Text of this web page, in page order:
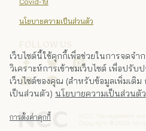
นโยบายความเป็นส่วนตัว
N.C.C. Management
เว็บไซต์นี้ใช้คุกกี้เพื่อช่วยในการจดจำ
วิเคราะห์การเข้าชมเว็บไซต์ เพื่อปรั
เว็บไซต์ของคุณ (สำหรับข้อมูลเพิ่มเติ
เป็นส่วนตัว) นโยบายความเป็นส่วนตัว
การตั้งค่าคุกกี้